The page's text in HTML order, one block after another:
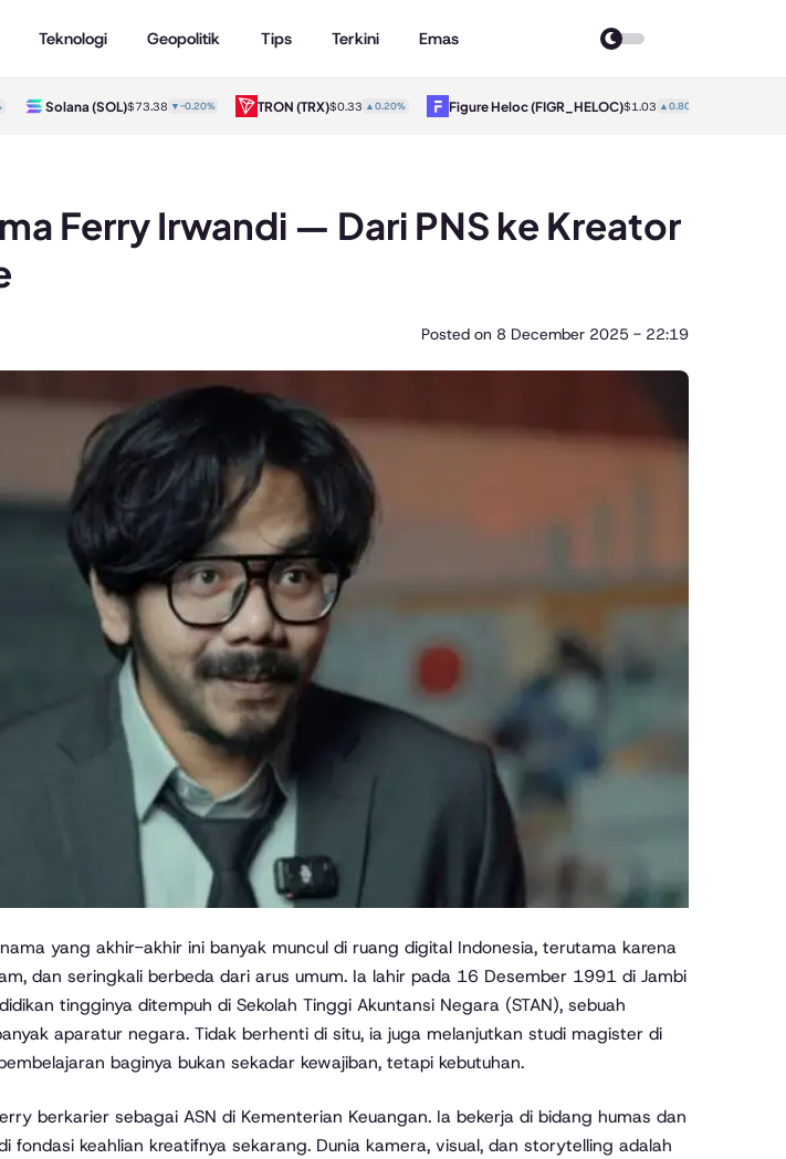
Teknologi Geopolitik Tips Terkini Emas
Solana(SOL)$73.38 ▼-0.20% TRON(TRX)$0.33▲0.20% Figure Heloc(FIGR_HELOC) $1.03 ▲0.80%
Ferry Irwandi — Dari PNS ke Kreator
Posted on 8 December 2025 - 22:19
dan seringkali berbeda dari arus umum. Ia lahir pada 16 Desember 1991 di Jambi
tingginya ditempuh di Sekolah Tinggi Akuntansi Negara (STAN), sebuah
aparatur negara. Tidak berhenti di situ, ia juga melanjutkan studi magister di
baginya bukan sekadar kewajiban, tetapi kebutuhan.
berkarier sebagai ASN di Kementerian Keuangan. Ia bekerja di bidang humas dan
fondasi keahlian kreatifnya sekarang. Dunia kamera, visual, dan storytelling adalah